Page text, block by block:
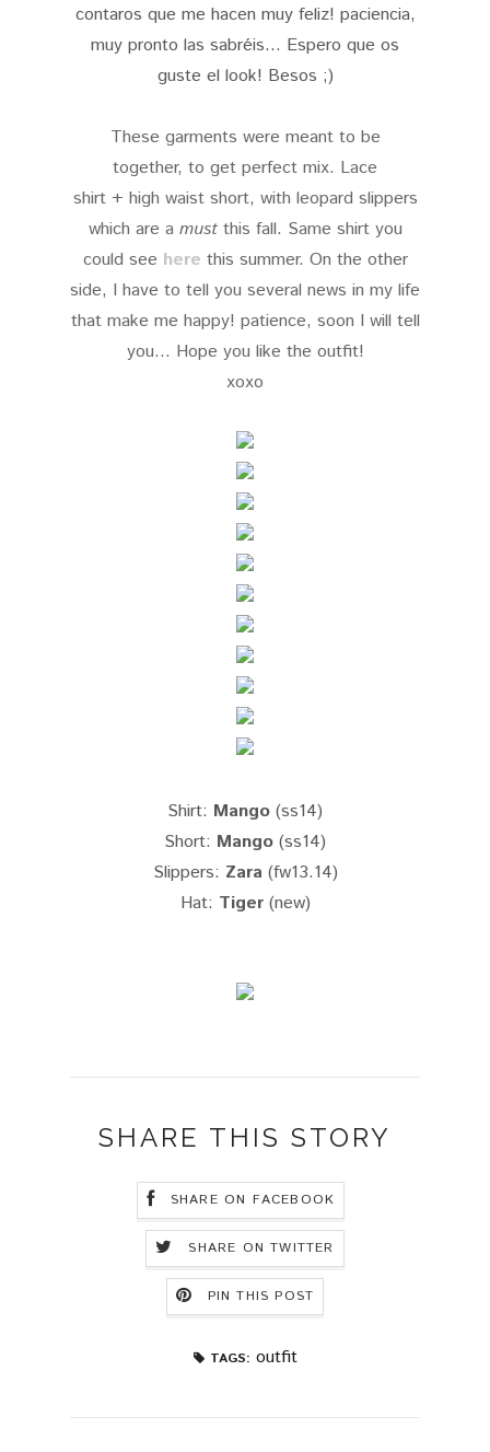
contaros que me hacen muy feliz! paciencia,
muy pronto las sabréis... Espero que os
guste el look! Besos ;)
These garments were meant to be
together, to get perfect mix. Lace
shirt + high waist short, with leopard slippers
which are a mustthis fall. Same shirt you
could see here this summer. On the other
side, I have to tell you several news in my life
that make me happy! patience, soon I will tell
you... Hope you like the outfit!
xoxo
Shirt: Mango (ss14)
Short: Mango (ss14)
Slippers: Zara (fw13.14)
Hat: Tiger(new)
SHARE THIS STORY
SHARE ON FACEBOOK
SHARE ON TWITTER
PIN THIS POST
TAGS: outfit